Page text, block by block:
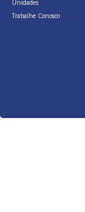
Unidades
Trabalhe Conosco